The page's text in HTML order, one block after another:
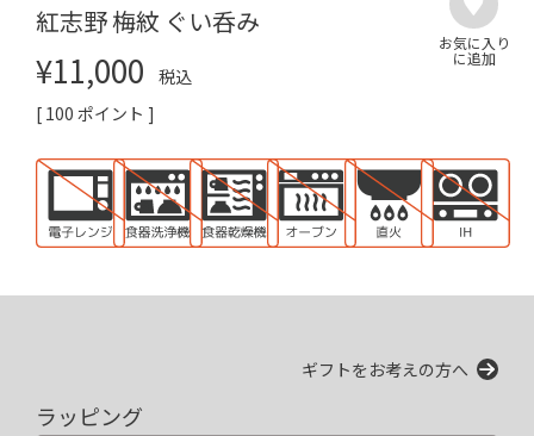
紅志野 梅紋 ぐい呑み
¥11,000
税込
[ 100 ポイント ]
ギフトをお考えの方へ
ラッピング